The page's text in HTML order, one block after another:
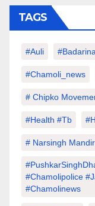
TAGS
#auli
#chamoli_news
# Chipko
#Health #tb
# Narsingh Mandir
#chamolipolice
#chamolinews